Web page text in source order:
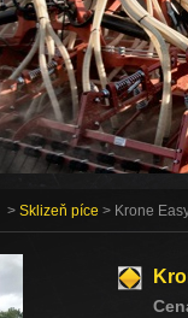
> Sklizeň píce > Krone